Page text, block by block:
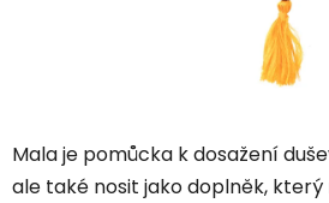
Mala je pomůcka k dosažení
ale také nosit jako doplněk,